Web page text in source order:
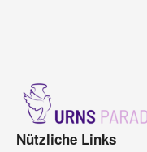
Nützliche Links